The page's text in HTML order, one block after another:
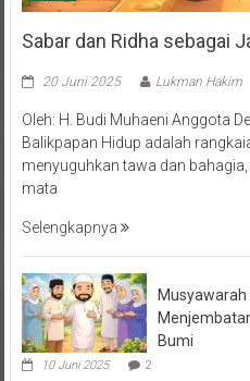
Sabar dan Ridha sebagai
20 Juni 2025 Lukman Hakim
Oleh: H. Budi Muhaeni Anggota
Balikpapan Hidup adalah
menyuguhkan tawa dan
mata
Selengkapnya
Bumi
10 Juni 2025 2